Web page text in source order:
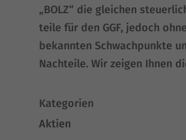
„BOLZ“ die glei­chen
tei­le für den GGF, jedoch
bekann­ten Schwach­punk­te
Nachteile. Wir zei­gen Ihnen
Kategorien
Aktien